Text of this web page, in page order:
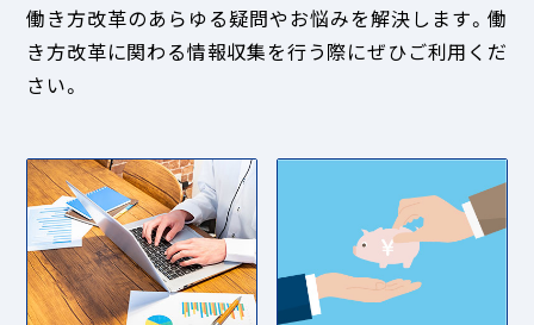
働き方改革のあらゆる疑問やお悩みを解決します。 働
き方改革に関わる情報収集を行う際にぜひご利用くだ
さい。